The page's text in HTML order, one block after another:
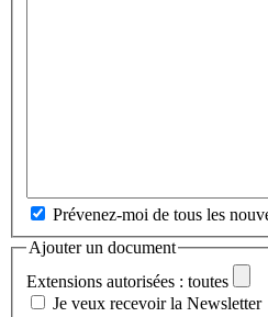
Prévenez-moi de tous les
Ajouter un document
Extensions autorisées : toutes
Je veux recevoir la Newsletter